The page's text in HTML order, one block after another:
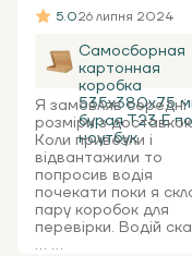
5.026 липня 2024
Самосборная
картонная
коробка
535x380x75
бурая Т23 Е
ноутбук
Я замовляв середні
розміри з
Коли привезли і
відвантажили то
попросив водія
почекати поки я
пару коробок для
перевірки. Водій
... ...